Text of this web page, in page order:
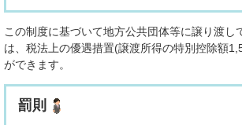
この制度に基づいて地方公共団体等に譲り渡し
は、税法上の優遇措置(譲渡所得の特別控除額
ができます。
罰則